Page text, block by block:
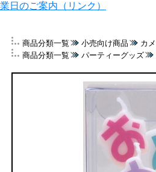
日のご案内（リンク）
商品分類一覧 小売向け商品
カ
商品分類一覧
パーティーグッズ